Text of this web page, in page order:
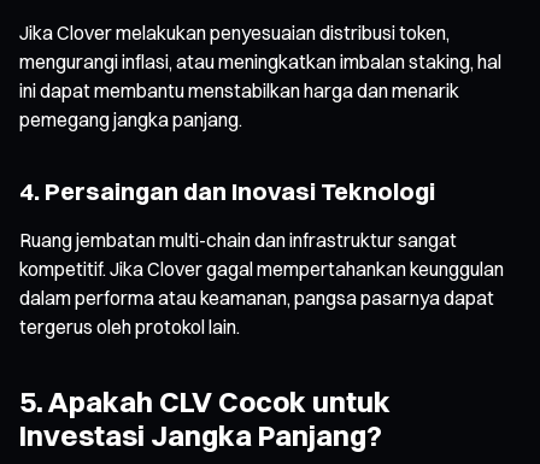
Jika Clover melakukan penyesuaian distribusi token,
mengurangi inflasi, atau meningkatkan imbalan staking, hal
ini dapat membantu menstabilkan harga dan menarik
pemegang jangka panjang.
4. Persaingan dan Inovasi Teknologi
Ruang jembatan multi-chain dan infrastruktur sangat
kompetitif. Jika Clover gagal mempertahankan keunggulan
dalam performa atau keamanan, pangsa pasarnya dapat
tergerus oleh protokol lain.
5. Apakah CLV Cocok untuk
Investasi Jangka Panjang?